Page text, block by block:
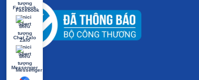
Facebook
Chat Zalo
Messenger